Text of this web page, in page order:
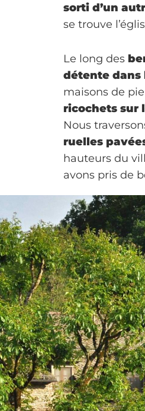
sorti d’un
se trouve
Le long des
détente dans
maisons de
ricochets sur
Nous
ruelles
hauteurs du
avons pris de